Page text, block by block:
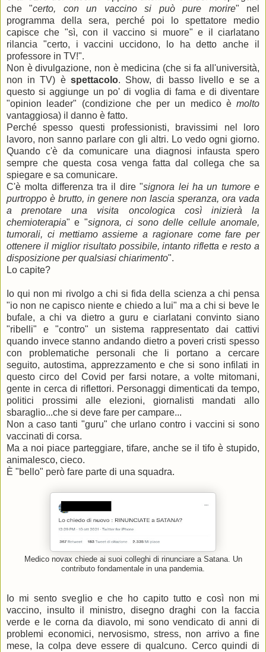
che "certo, con un vaccino si può pure morire" nel
programma della sera, perché poi lo spettatore medio
capisce che "sì, con il vaccino si muore" e il ciarlatano
rilancia "certo, i vaccini uccidono, lo ha detto anche il
professore in TV!".
Non è divulgazione, non è medicina (che si fa all'università,
non in TV) è spettacolo. Show, di basso livello e se a
questo si aggiunge un po' di voglia di fama e di diventare
"opinion leader" (condizione che per un medico è molto
vantaggiosa) il danno è fatto.
Perché spesso questi professionisti, bravissimi nel loro
lavoro, non sanno parlare con gli altri. Lo vedo ogni giorno.
Quando c'è da comunicare una diagnosi infausta spero
sempre che questa cosa venga fatta dal collega che sa
spiegare e sa comunicare.
C'è molta differenza tra il dire "signora lei ha un tumore e
purtroppo è brutto, in genere non lascia speranza, ora vada
a prenotare una visita oncologica così inizierà la
chemioterapia" e "signora, ci sono delle cellule anomale,
tumorali, ci mettiamo assieme a ragionare come fare per
ottenere il miglior risultato possibile, intanto rifletta e resto a
disposizione per qualsiasi chiarimento".
Lo capite?
Io qui non mi rivolgo a chi si fida della scienza a chi pensa
"io non ne capisco niente e chiedo a lui" ma a chi si beve le
bufale, a chi va dietro a guru e ciarlatani convinto siano
"ribelli" e "contro" un sistema rappresentato dai cattivi
quando invece stanno andando dietro a poveri cristi spesso
con problematiche personali che li portano a cercare
seguito, autostima, apprezzamento e che si sono infilati in
questo circo del Covid per farsi notare, a volte mitomani,
gente in cerca di riflettori. Personaggi dimenticati da tempo,
politici prossimi alle elezioni, giornalisti mandati allo
sbaraglio...che si deve fare per campare...
Non a caso tanti "guru" che urlano contro i vaccini si sono
vaccinati di corsa.
Ma a noi piace parteggiare, tifare, anche se il tifo è stupido,
animalesco, cieco.
È "bello" però fare parte di una squadra.
Medico novax chiede ai suoi colleghi di rinunciare a Satana. Un
contributo fondamentale in una pandemia.
Io mi sento sveglio e che ho capito tutto e così non mi
vaccino, insulto il ministro, disegno draghi con la faccia
verde e le corna da diavolo, mi sono vendicato di anni di
problemi economici, nervosismo, stress, non arrivo a fine
mese, la colpa deve essere di qualcuno. Cerco quindi di